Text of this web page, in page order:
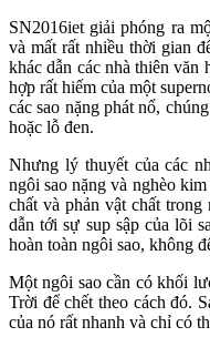
SN2016iet giải phóng ra
và mất rất nhiều thời gian
khác dẫn các nhà thiên
hợp rất hiếm của một
các sao nặng phát nổ,
hoặc lỗ đen.
Nhưng lý thuyết của các
ngôi sao nặng và nghèo
chất và phản vật chất
dẫn tới sự sup sập của lõi
hoàn toàn ngôi sao, không
Một ngôi sao cần có khối
Trời để chết theo cách đó.
của nó rất nhanh và chỉ có